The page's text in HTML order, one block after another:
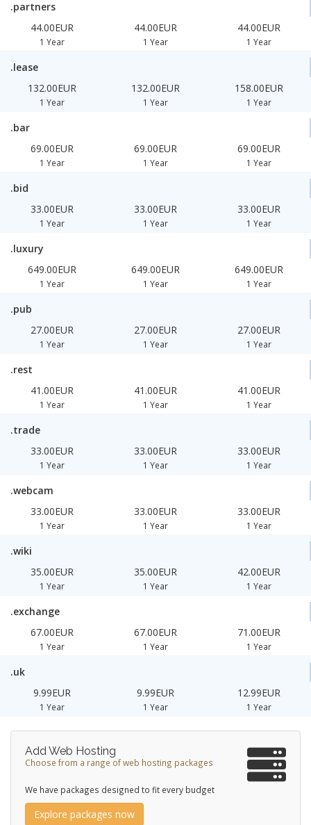
.partners
44.00EUR
1 Year
44.00EUR
1 Year
44.00EUR
1 Year
.lease
132.00EUR
1 Year
132.00EUR
1 Year
158.00EUR
1 Year
.bar
69.00EUR
1 Year
69.00EUR
1 Year
69.00EUR
1 Year
.bid
33.00EUR
1 Year
33.00EUR
1 Year
33.00EUR
1 Year
.luxury
649.00EUR
1 Year
649.00EUR
1 Year
649.00EUR
1 Year
.pub
27.00EUR
1 Year
27.00EUR
1 Year
27.00EUR
1 Year
.rest
41.00EUR
1 Year
41.00EUR
1 Year
41.00EUR
1 Year
.trade
33.00EUR
1 Year
33.00EUR
1 Year
33.00EUR
1 Year
.webcam
33.00EUR
1 Year
33.00EUR
1 Year
33.00EUR
1 Year
.wiki
35.00EUR
1 Year
35.00EUR
1 Year
42.00EUR
1 Year
.exchange
67.00EUR
1 Year
67.00EUR
1 Year
71.00EUR
1 Year
.uk
9.99EUR
1 Year
9.99EUR
1 Year
12.99EUR
1 Year
Add Web Hosting
Choose from a range of web hosting packages
We have packages designed to fit every budget
Explore packages now